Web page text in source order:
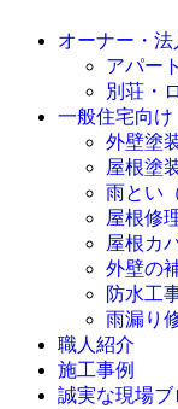
オーナー・法
アパー
別荘・
一般住宅向け
外壁塗
屋根塗
雨とい
屋根修
屋根カ
外壁の
防水工
雨漏り
職人紹介
施工事例
誠実な現場ブ